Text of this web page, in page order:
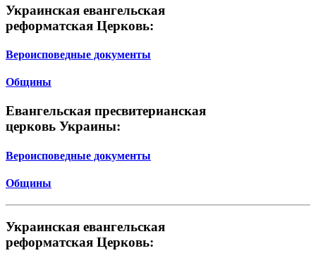
Украинская евангельская
реформатская Церковь:
Вероисповедные документы
Общины
Евангельская пресвитерианская
церковь Украины:
Вероисповедные документы
Общины
Украинская евангельская
реформатская Церковь: